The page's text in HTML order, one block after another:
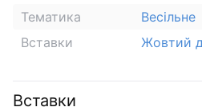
Тематика
Весільне
Вставки
Жовтий
Вставки